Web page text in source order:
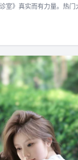
室》真实而有力量。热门